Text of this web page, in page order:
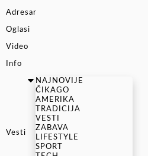
Adresar
Oglasi
Video
Info
Vesti
NAJNOVIJE
ČIKAGO
AMERIKA
TRADICIJA
VESTI
ZABAVA
LIFESTYLE
SPORT